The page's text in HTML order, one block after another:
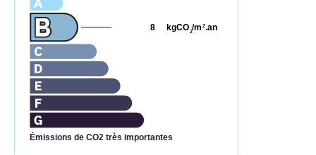
Émissions de CO2 très importantes
kgCO2/m 2.an
8